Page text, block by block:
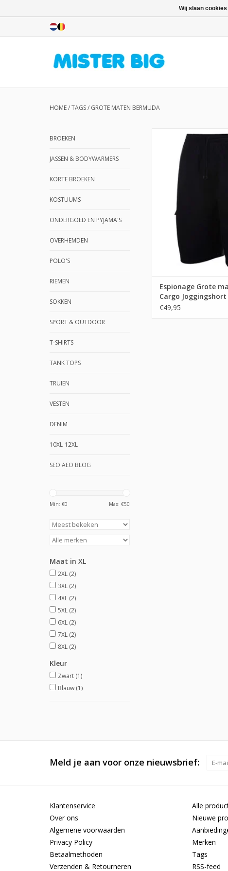
HOME/TAGS/ GROTE MATEN BERMUDA
BROEKEN
JASSEN & BODYWARMERS
KORTE BROEKEN
KOSTUUMS
ONDERGOED EN PYJAMA'S
OVERHEMDEN
POLO'S
RIEMEN
SOKKEN
SPORT & OUTDOOR
T-SHIRTS
TANK TOPS
TRUIEN
VESTEN
DENIM
10XL-12XL
SEO AEO BLOG
Min: €0 Max: €50
Maat in XL
2XL (2)
3XL (2)
4XL (2)
5XL (2)
6XL (2)
7XL (2)
8XL (2)
Kleur
Zwart (1)
Blauw (1)
Espionage Grote
Cargo Joggingshort
€49,95
Meld je aan voor onze nieuwsbrief:
Klantenservice
Over ons
Algemene voorwaarden
Privacy Policy
Betaalmethoden
Verzenden & Retourneren
Alle
Nieuwe
Merken
Tags
RSS-feed
Wij slaan